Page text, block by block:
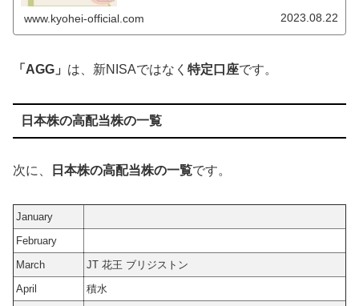
www.kyohei-official.com 2023.08.22
「AGG」 は、新NISAではなく 特定口座です。
日本株の高配当株の一覧
次に、 日本株の高配当株の一覧です。
January
February
March
JT 花王 ブリジストン
April
積水